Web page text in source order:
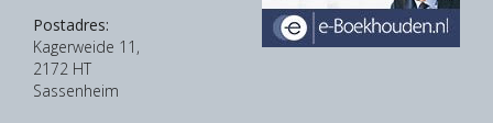
Postadres:
Kagerweide 11,
2172 HT
Sassenheim